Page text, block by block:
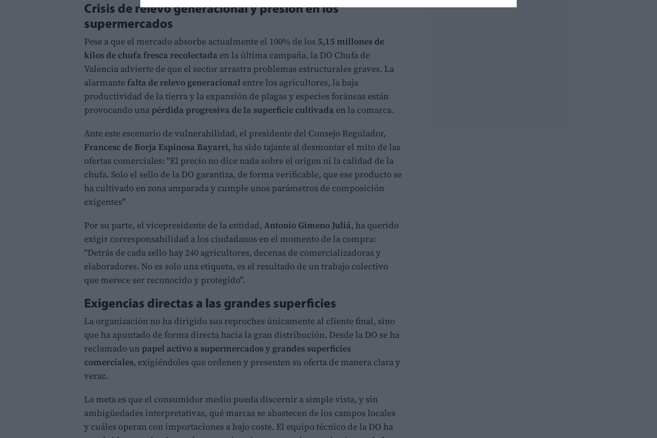
Crisis de relevo generacional y presión en los
supermercados
Pese a que el mercado absorbe actualmente el 100% de los 5,15 millones de
kilos de chufa fresca recolectada en la última campaña, la DO Chufa de
Valencia advierte de que el sector arrastra problemas estructurales graves. La
alarmante falta de relevo generacional entre los agricultores, la baja
productividad de la tierra y la expansión de plagas y especies foráneas están
provocando unapérdida progresiva de la superficie cultivada en la comarca.
Ante este escenario de vulnerabilidad, el presidente del Consejo Regulador,
Francesc de Borja Espinosa Bayarri, ha sido tajante al desmontar el mito de las
ofertas comerciales: "El precio no dice nada sobre el origen ni la calidad de la
chufa. Solo el sello de la DO garantiza, de forma verificable, que ese producto se
ha cultivado en zona amparada y cumple unos parámetros de composición
exigentes"
Por su parte, el vicepresidente de la entidad, Antonio Gimeno Juliá, ha querido
exigir corresponsabilidad a los ciudadanos en el momento de la compra:
"Detrás de cada sello hay 240 agricultores, decenas de comercializadoras y
elaboradores. No es solo una etiqueta, es el resultado de un trabajo colectivo
que merece ser reconocido y protegido".
Exigencias directas a las grandes superficies
La organización no ha dirigido sus reproches únicamente al cliente final, sino
que ha apuntado de forma directa hacia la gran distribución. Desde la DO se ha
reclamado unpapel activo a supermercados y grandes superficies
comerciales, exigiéndoles que ordenen y presenten su oferta de manera clara y
veraz.
La meta es que el consumidor medio pueda discernir a simple vista, y sin
ambigüedades interpretativas, qué marcas se abastecen de los campos locales
y cuáles operan con importaciones a bajo coste. El equipo técnico de la DO ha